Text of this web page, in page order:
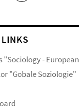
"Sociology -
"Gobale Soziologie"